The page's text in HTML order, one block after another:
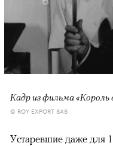
Кадр из фильма
© ROY EXPORT SAS
Устаревшие даже для